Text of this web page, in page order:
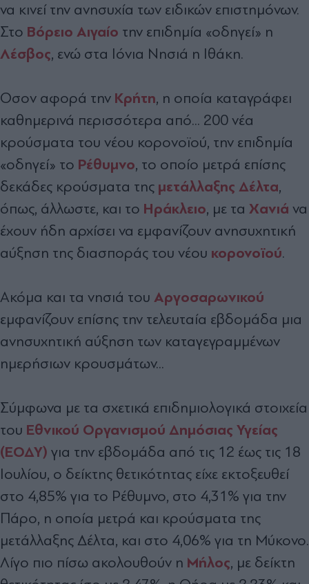
να κινεί την ανησυχία των ειδικών επιστηµόνων.
Στο Βόρειο Αιγαίο την επιδηµία «οδηγεί» η
Λέσβος, ενώ στα Ιόνια Νησιά η Ιθάκη.
Οσον αφορά την Κρήτη, η οποία καταγράφει
καθηµερινά περισσότερα από... 200 νέα
κρούσµατα του νέου κορονoϊού, την επιδηµία
«οδηγεί» το Ρέθυµνο, το οποίο µετρά επίσης
δεκάδες κρούσµατα της µετάλλαξης ∆έλτα,
όπως, άλλωστε, και το Ηράκλειο, µε τα Χανιά να
έχουν ήδη αρχίσει να εµφανίζουν ανησυχητική
αύξηση της διασποράς του νέου κορονοϊού.
Ακόµα και τα νησιά του Αργοσαρωνικού
εµφανίζουν επίσης την τελευταία εβδοµάδα µια
ανησυχητική αύξηση των καταγεγραµµένων
ηµερήσιων κρουσµάτων...
Σύµφωνα µε τα σχετικά επιδηµιολογικά στοιχεία
του Εθνικού Οργανισµού ∆ηµόσιας Υγείας
(ΕΟ∆Υ) για την εβδοµάδα από τις 12 έως τις 18
Ιουλίου, ο δείκτης θετικότητας είχε εκτοξευθεί
στο 4,85% για το Ρέθυµνο, στο 4,31% για την
Πάρο, η οποία µετρά και κρούσµατα της
µετάλλαξης ∆έλτα, και στο 4,06% για τη Μύκονο.
Λίγο πιο πίσω ακολουθούν η Μήλος, µε δείκτη